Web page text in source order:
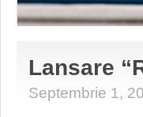
Lansare
Septembrie 1,